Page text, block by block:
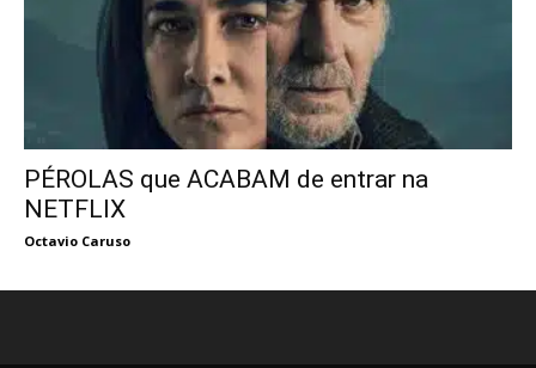
PÉROLAS que ACABAM de entrar na
NETFLIX
Octavio Caruso